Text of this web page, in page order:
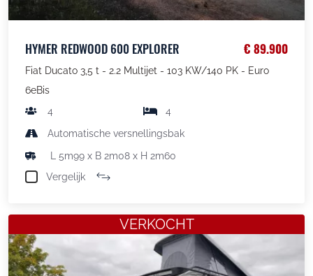
HYMER REDWOOD 600 EXPLORER € 89.900
Fiat Ducato 3,5 t - 2.2 Multijet - 103 KW/140 PK - Euro
6eBis
4
4
Automatische versnellingsbak
L 5m99 x B 2m08 x H 2m60
Vergelijk
VERKOCHT